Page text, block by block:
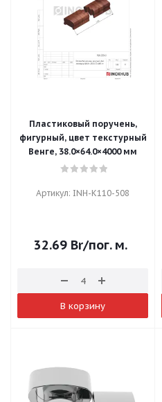
Пластиковый поручень,
фигурный, цвет текстурный
Венге, 38.0×64.0×4000 мм
Артикул: INH-K110-508
32.69Br/пог. м.
В корзину